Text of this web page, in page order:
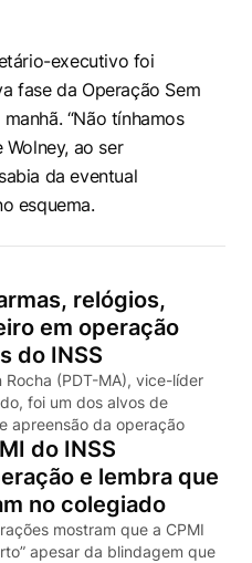
executivo foi
fase da Operação Sem
“Não tínhamos
Wolney, ao ser
da eventual
esquema.
relógios,
em operação
do INSS
Rocha (PDT-MA), vice-líder
foi um dos alvos de
apreensão da operação
do INSS
e lembra que
no colegiado
mostram que a CPMI
apesar da blindagem que